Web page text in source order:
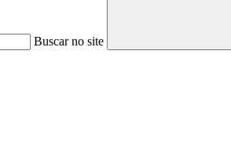
Buscar no site